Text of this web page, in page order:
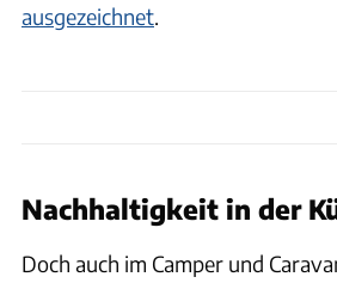
ausgezeichnet
Nachhaltigkeit in der
Doch auch im Camper und